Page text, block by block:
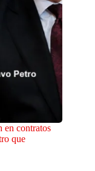
en contratos
que